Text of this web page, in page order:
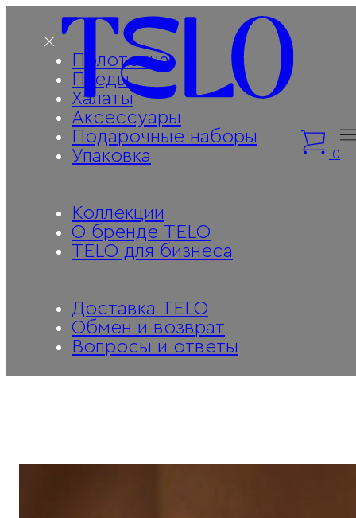
0
Полотенца
Пледы
Халаты
Аксессуары
Подарочные наборы
Упаковка
Коллекции
О бренде TELO
TELO для бизнеса
Доставка TELO
Обмен и возврат
Вопросы и ответы